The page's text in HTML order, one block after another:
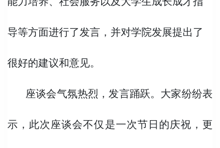
导等方面进行了发言，并对学院发展提出了
很好的建议和意见。
座谈会气氛热烈，发言踊跃。大家纷纷表
示，此次座谈会不仅是一次节日的庆祝，更